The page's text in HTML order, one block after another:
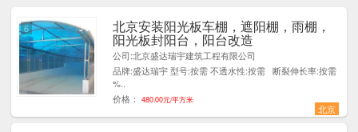
北京安装阳光板车棚，遮阳棚，雨棚，
阳光板封阳台，阳台改造
公司:北京盛达瑞宇建筑工程有限公司
品牌:盛达瑞宇 型号:按需 不透水性:按需 断裂伸长率:按需
%..
价格：
480.00元/平方米
北京
6